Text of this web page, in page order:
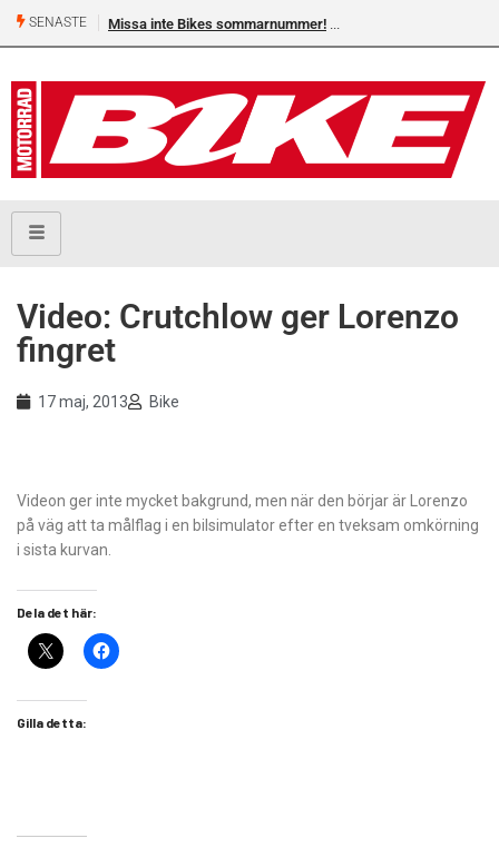
SENASTE Missa inte Bikes sommarnummer!
Video: Crutchlow ger Lorenzo
fingret
17 maj, 2013 Bike
Videon ger inte mycket bakgrund, men när den börjar är Lorenzo
på väg att ta målflag i en bilsimulator efter en tveksam omkörning
i sista kurvan.
Dela det här:
Gilla detta: